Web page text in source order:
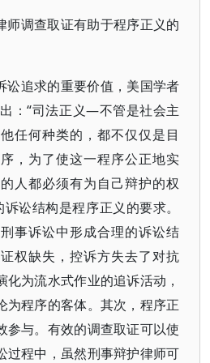
师调查取证有助于程序正义的
讼追求的重要价值，美国学者
：“司法正义—不管是社会主
任何种类的，都不仅仅是目
，为了使这一程序公正地实
人都必须有为自己辩护的权
讼结构是程序正义的要求。
事诉讼中形成合理的诉讼结
权缺失，控诉方失去了对抗
为流水式作业的追诉活动，
为程序的客体。其次，程序正
参与。有效的调查取证可以使
过程中，虽然刑事辩护律师可